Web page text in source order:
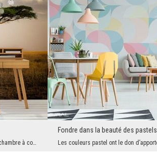
Il est bien d’avancer ! Dans un Salon, une chambre à coucher, un cabinet, - c’est là ou cette déc...
Fondre dans la beauté des pastels